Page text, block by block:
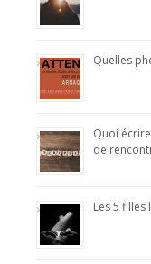
Quelles
Quoi
de
Les 5 filles